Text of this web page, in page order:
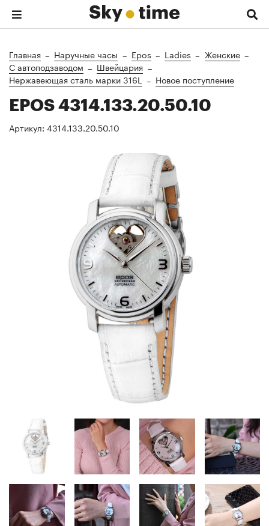
Главная Наручные часы Epos Ladies
Женские
C автоподзаводом
Швейцария
Нержавеющая сталь марки 316L
Новое поступление
EPOS 4314.133.20.50.10
Артикул: 4314.133.20.50.10